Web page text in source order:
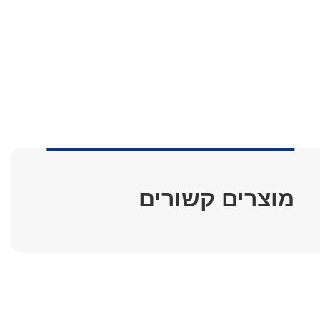
מוצרים קשורים